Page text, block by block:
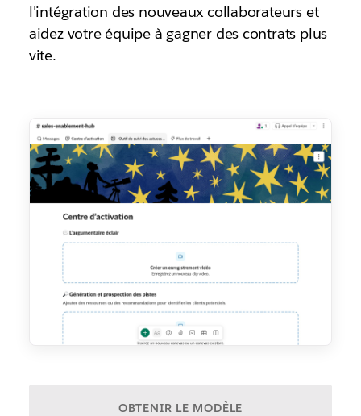
l'intégration des nouveaux collaborateurs et
aidez votre équipe à gagner des contrats plus
vite.
OBTENIR LE MODÈLE